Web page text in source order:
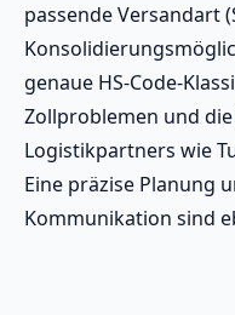
passende Versandart
genaue HS-Code-
Zollproblemen und
Logistikpartners wie
Eine präzise Planung
Kommunikation sind